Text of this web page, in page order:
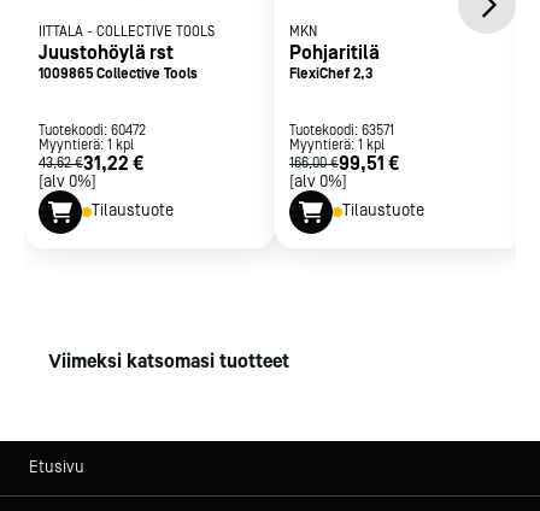
IITTALA - COLLECTIVE TOOLS
Juustohöylä rst
1009865 Collective Tools
Tuotekoodi: 60472
Myyntierä: 1 kpl
43,62 €31,22 €
[alv 0%]
Tilaustuote
MKN
Pohjaritilä
FlexiChef 2,3
Tuotekoodi: 63571
Myyntierä: 1 kpl
166,00 €99,51 €
[alv 0%]
Tilaustuote
Viimeksi katsomasi tuotteet
Etusivu